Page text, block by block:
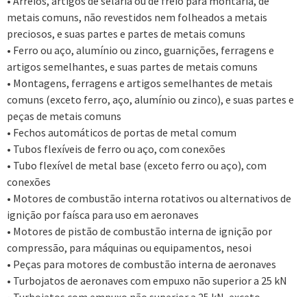
metais comuns, não revestidos nem folheados a metais
preciosos, e suas partes e partes de metais comuns
• Ferro ou aço, alumínio ou zinco, guarnições, ferragens e
artigos semelhantes, e suas partes de metais comuns
• Montagens, ferragens e artigos semelhantes de metais
comuns (exceto ferro, aço, alumínio ou zinco), e suas partes e
peças de metais comuns
• Fechos automáticos de portas de metal comum
• Tubos flexíveis de ferro ou aço, com conexões
• Tubo flexível de metal base (exceto ferro ou aço), com
conexões
• Motores de combustão interna rotativos ou alternativos de
ignição por faísca para uso em aeronaves
• Motores de pistão de combustão interna de ignição por
compressão, para máquinas ou equipamentos, nesoi
• Peças para motores de combustão interna de aeronaves
• Turbojatos de aeronaves com empuxo não superior a 25 kN